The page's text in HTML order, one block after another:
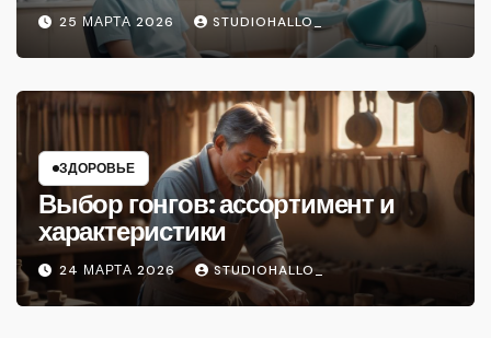
25 МАРТА 2026 STUDIOHALLO_
ЗДОРОВЬЕ
Выбор гонгов: ассортимент и
характеристики
24 МАРТА 2026 STUDIOHALLO_